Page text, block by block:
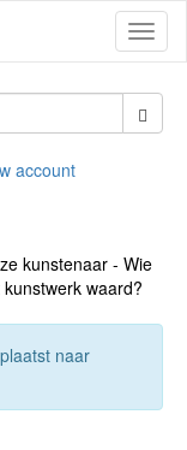
account
kunstenaar - Wie
waard?
naar